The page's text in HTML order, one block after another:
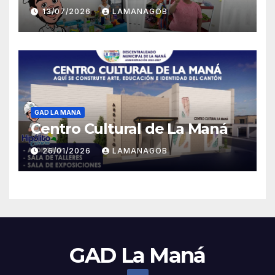
13/07/2026 LAMANAGOB
GAD LA MANA
Centro Cultural de La Maná
26/01/2026 LAMANAGOB
GAD La Maná